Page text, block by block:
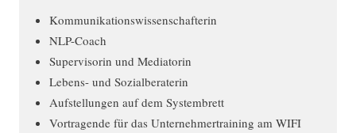
Kommunikationswissenschafterin
NLP-Coach
Supervisorin und Mediatorin
Lebens- und Sozialberaterin
Aufstellungen auf dem Systembrett
Vortragende für das Unternehmertraining am WIFI